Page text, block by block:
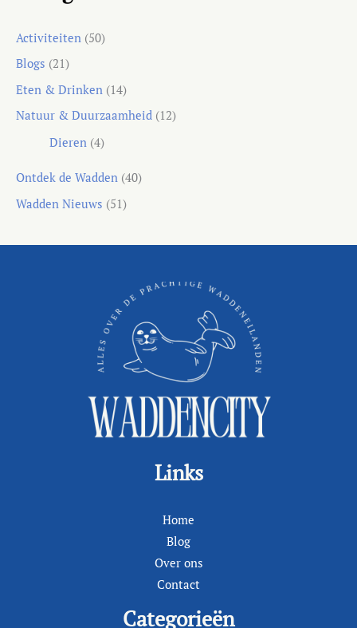
Activiteiten (50)
Blogs (21)
Eten & Drinken (14)
Natuur & Duurzaamheid (12)
Dieren(4)
Ontdek de Wadden (40)
Wadden Nieuws (51)
Links
Home
Blog
Over ons
Contact
Categorieën